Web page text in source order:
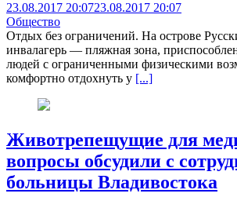
23.08.2017 20:0723.08.2017 20:07
Общество
Отдых без ограничений. На острове
инвалагерь — пляжная зона,
людей с ограниченными физическими
комфортно отдохнуть у [...]
Животрепещущие для
вопросы обсудили с
больницы Владивостока